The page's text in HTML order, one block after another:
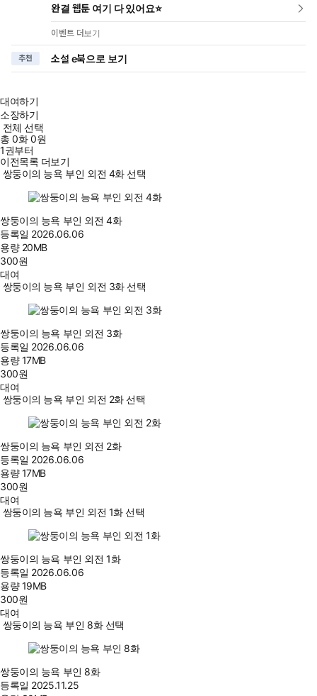
완결 웹툰 여기 다 있어요⭐
이벤트 더보기
추천 소설 e북으로 보기
대여하기
소장하기
전체 선택
총0화0원
1권부터
이전목록 더보기
쌍둥이의 능욕 부인 외전 4화 선택
쌍둥이의 능욕 부인 외전 4화
등록일 2026.06.06
용량 20MB
300원
대여
쌍둥이의 능욕 부인 외전 3화 선택
쌍둥이의 능욕 부인 외전 3화
등록일 2026.06.06
용량17MB
300원
대여
쌍둥이의 능욕 부인 외전 2화 선택
쌍둥이의 능욕 부인 외전 2화
등록일 2026.06.06
용량17MB
300원
대여
쌍둥이의 능욕 부인 외전 1화 선택
쌍둥이의 능욕 부인 외전 1화
등록일 2026.06.06
용량19MB
300원
대여
쌍둥이의 능욕 부인 8화 선택
쌍둥이의 능욕 부인 8화
등록일 2025.11.25